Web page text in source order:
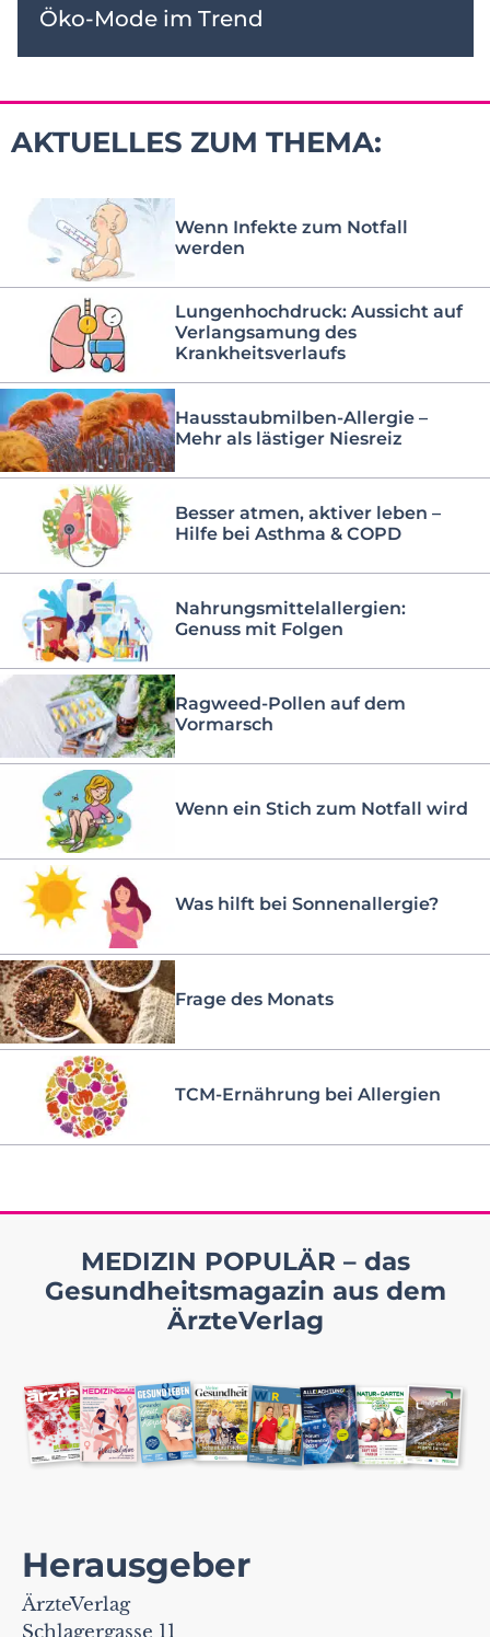
Öko-Mode im Trend
AKTUELLES ZUM THEMA:
Wenn Infekte zum Notfall
werden
Lungenhochdruck: Aussicht auf
Verlangsamung des
Krankheitsverlaufs
Hausstaubmilben-Allergie –
Mehr als lästiger Niesreiz
Besser atmen, aktiver leben –
Hilfe bei Asthma & COPD
Nahrungsmittelallergien:
Genuss mit Folgen
Ragweed-Pollen auf dem
Vormarsch
Wenn ein Stich zum Notfall wird
Was hilft bei Sonnenallergie?
Frage des Monats
TCM-Ernährung bei Allergien
MEDIZIN POPULÄR – das
Gesundheitsmagazin aus dem
ÄrzteVerlag
Herausgeber
ÄrzteVerlag